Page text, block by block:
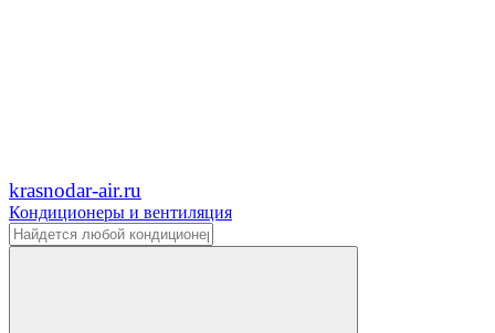
krasnodar-air.ru
Кондиционеры и вентиляция